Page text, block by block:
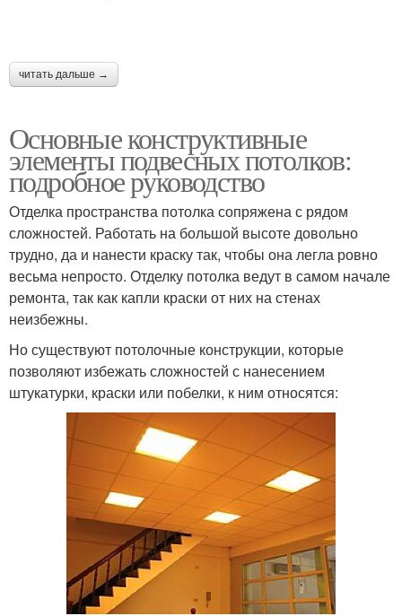
читать дальше →
Основные конструктивные
элементы подвесных потолков:
подробное руководство
Отделка пространства потолка сопряжена с рядом
сложностей. Работать на большой высоте довольно
трудно, да и нанести краску так, чтобы она легла ровно
весьма непросто. Отделку потолка ведут в самом начале
ремонта, так как капли краски от них на стенах
неизбежны.
Но существуют потолочные конструкции, которые
позволяют избежать сложностей с нанесением
штукатурки, краски или побелки, к ним относятся: